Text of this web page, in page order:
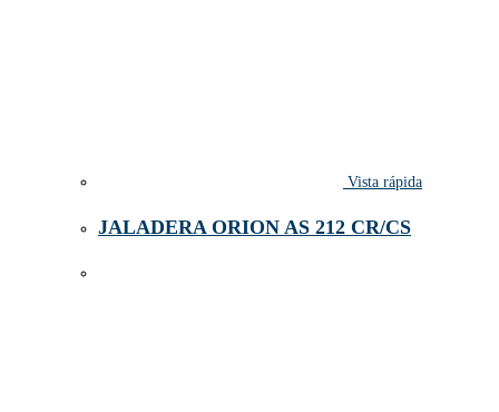
Vista rápida
JALADERA ORION AS 212 CR/CS